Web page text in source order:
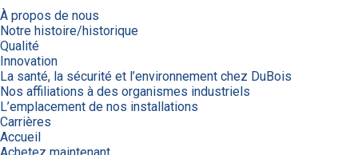
À propos de nous
Notre histoire/historique
Qualité
Innovation
La santé, la sécurité et l’environnement chez DuBois
Nos affiliations à des organismes industriels
L’emplacement de nos installations
Carrières
Accueil